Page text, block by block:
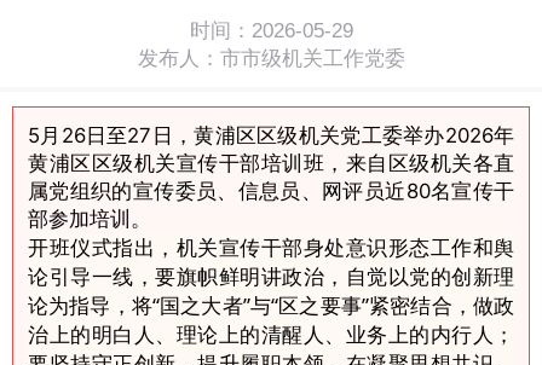
时间：2026-05-29
发布人：市市级机关工作党委
5月26日至27日，黄浦区区级机关党工委举办2026年
黄浦区区级机关宣传干部培训班，来自区级机关各直
属党组织的宣传委员、信息员、网评员近80名宣传干
部参加培训。
开班仪式指出，机关宣传干部身处意识形态工作和舆
论引导一线，要旗帜鲜明讲政治，自觉以党的创新理
论为指导，将“国之大者”与“区之要事”紧密结合，做政
治上的明白人、理论上的清醒人、业务上的内行人；